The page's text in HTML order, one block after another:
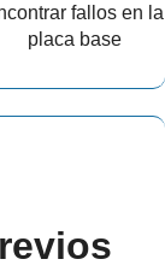
fallos en la
placa base